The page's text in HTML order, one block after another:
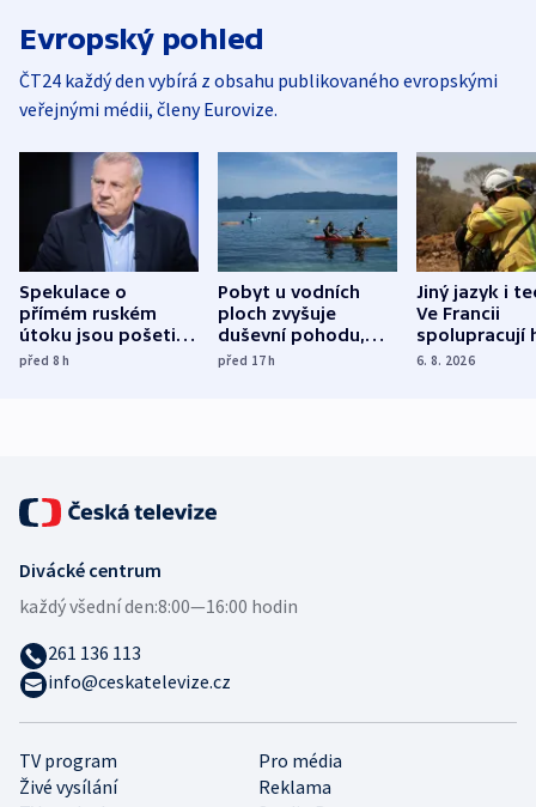
Evropský pohled
ČT24 každý den vybírá z obsahu publikovaného evropskými
veřejnými médii, členy Eurovize.
Spekulace o
přímém ruském
útoku jsou pošetilé,
míní estonský
před 8h
Pobyt u vodních
ploch zvyšuje
duševní pohodu,
ukázala
před 17h
Jiný jazyk i
Ve Francii
spolupracují
různých zemí
6. 8. 2026
TV program
Pro média
Živé vysílání
Reklama
Divácké centrum
každý všední den:8:00—16:00 hodin
261 136 113
info@ceskatelevize.cz